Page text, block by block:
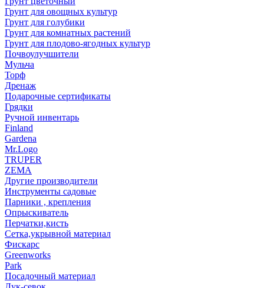
Грунт для овощных культур
Грунт для голубики
Грунт для комнатных растений
Грунт для плодово-ягодных культур
Почвоулучшители
Мульча
Торф
Дренаж
Подарочные сертификаты
Грядки
Ручной инвентарь
Finland
Gardena
Mr.Logo
TRUPER
ZEMA
Другие производители
Инструменты садовые
Парники , крепления
Опрыскиватель
Перчатки,кисть
Сетка,укрывной материал
Фискарс
Greenworks
Park
Посадочный материал